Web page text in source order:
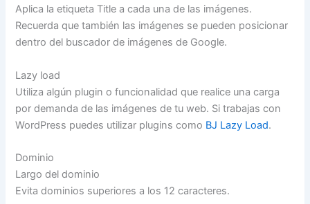
Aplica la etiqueta Title a cada una de las imágenes.
Recuerda que también las imágenes se pueden posicionar
dentro del buscador de imágenes de Google.
Lazy load
Utiliza algún plugin o funcionalidad que realice una carga
por demanda de las imágenes de tu web. Si trabajas con
WordPress puedes utilizar plugins como BJ Lazy Load.
Dominio
Largo del dominio
Evita dominios superiores a los 12 caracteres.